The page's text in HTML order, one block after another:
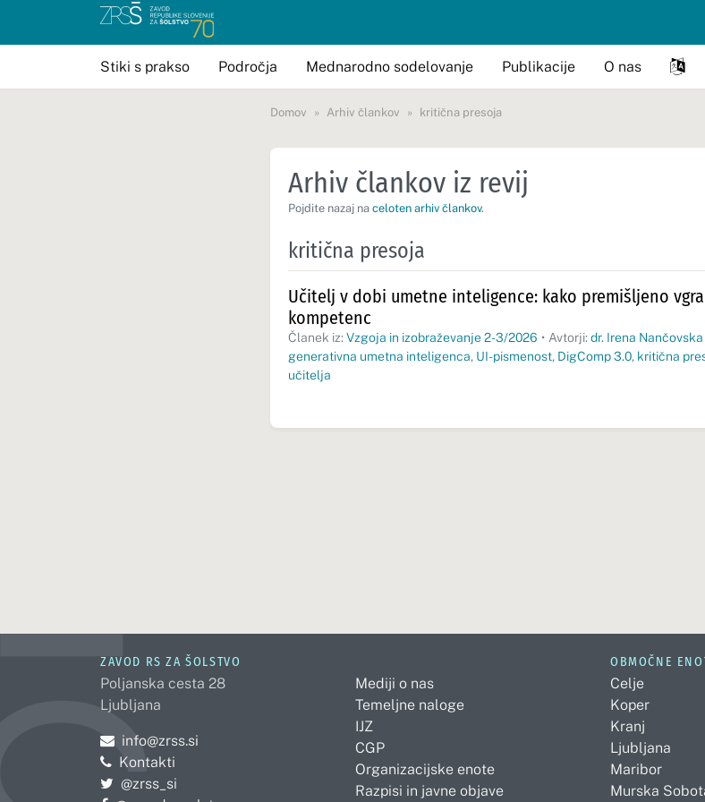
Stiki s prakso Področja Mednarodno sodelovanje Publikacije O nas
Domov Arhiv člankov kritična presoja
Arhiv člankov iz revij
Pojdite nazaj na celoten arhiv člankov.
kritična presoja
Učitelj v dobi umetne inteligence: kako premišljeno
kompetenc
Članek iz: Vzgoja in izobraževanje 2-3/2026 • Avtorji: dr. Irena
generativna umetna inteligenca, UI-pismenost, DigComp 3.0, kritična
učitelja
ZAVOD RS ZA ŠOLSTVO
Poljanska cesta 28
Ljubljana
Pošljite e-mail na
info@zrss.si
Kontakti
Pojdite na Twitter:
@zrss_si
Mediji o nas
Temeljne naloge
IJZ
CGP
Organizacijske enote
Razpisi in javne objave
OBMOČNE
Celje
Koper
Kranj
Ljubljana
Maribor
Murska